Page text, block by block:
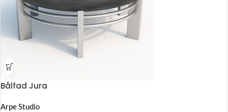
Bålfad Jura
Arpe Studio